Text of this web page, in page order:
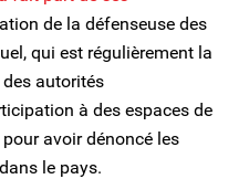
de la défenseuse des
qui est régulièrement la
autorités
à des espaces de
avoir dénoncé les
le pays.